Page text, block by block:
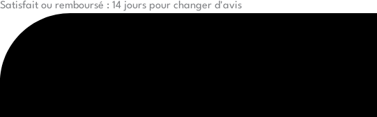
Satisfait ou remboursé : 14 jours pour changer d'avis